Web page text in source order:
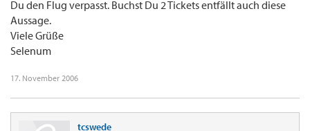
Du den Flug verpasst. Buchst Du 2 Tickets entfällt auch diese
Aussage.
Viele Grüße
Selenum
17. November 2006
tcswede